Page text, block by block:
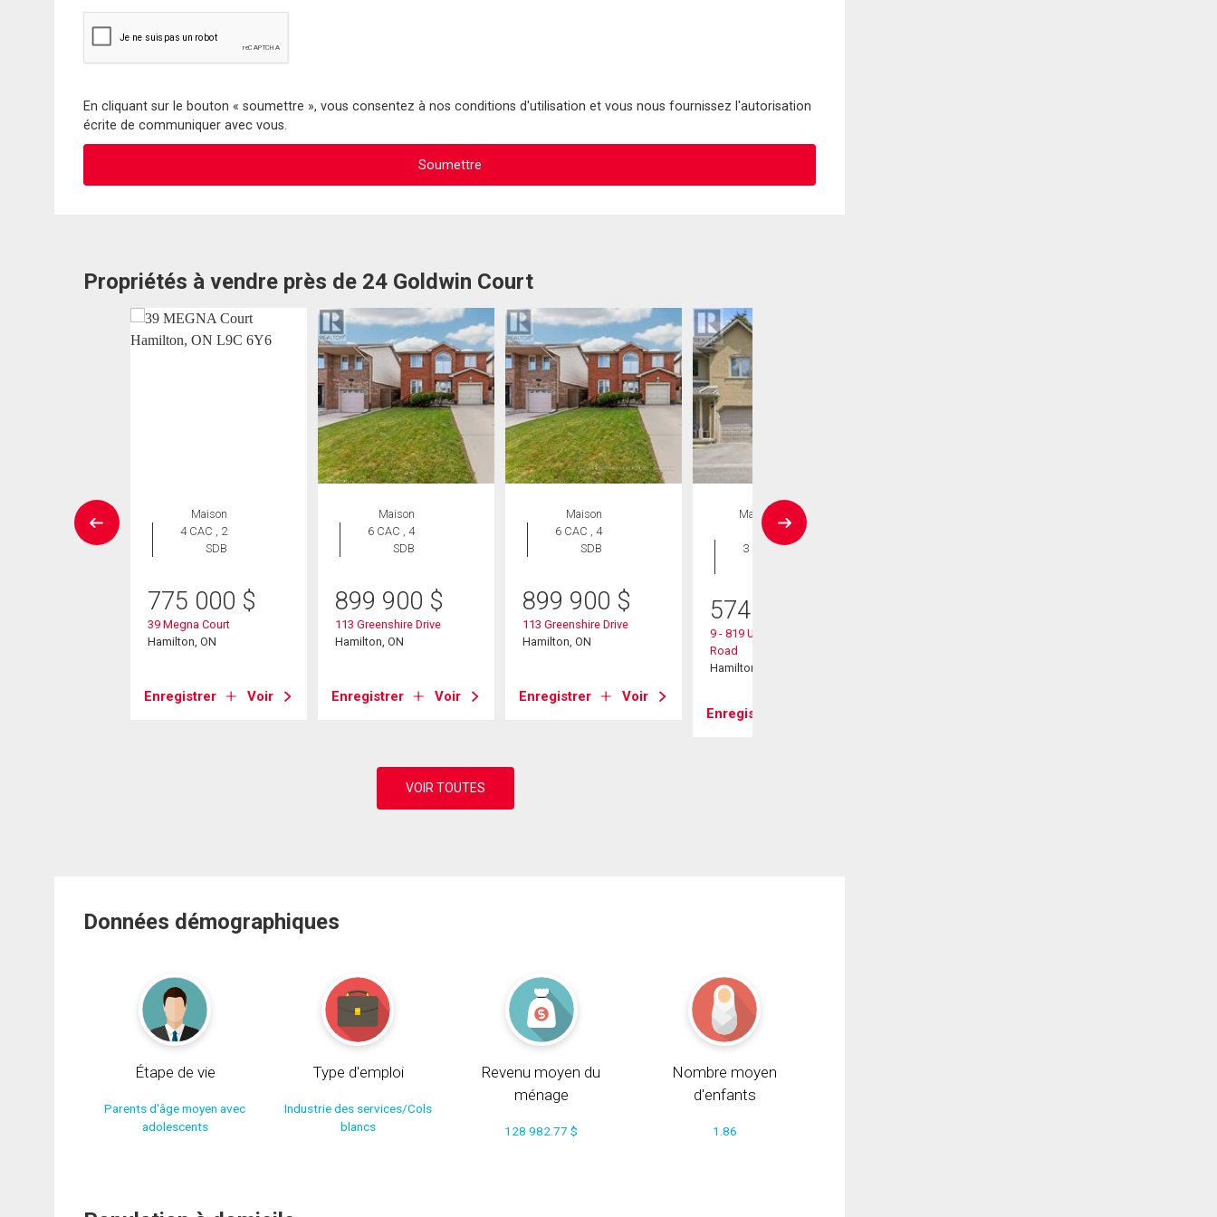
En cliquant sur le bouton « soumettre », vous consentez à nos conditions d'utilisation et vous nous fournissez l'autorisation
écrite de communiquer avec vous.
Propriétés à vendre près de 24 Goldwin Court
Maison
4 CAC , 2
SDB
775 000 $
39 Megna Court
Hamilton, ON
Enregistrer Voir
Maison
6 CAC , 4
SDB
899 900 $
113 Greenshire Drive
Hamilton, ON
Enregistrer Voir
Maison
6 CAC , 4
SDB
899 900 $
113 Greenshire Drive
Hamilton, ON
Enregistrer Voir
Maison en
rangée
3 CAC , 3
574 900
9 - 819 Upper Paradise
Road
Hamilton, ON
Enregistrer
Données démographiques
Étape de vie
Parents d'âge moyen avec
adolescents
Type d'emploi
Industrie des services/Cols
blancs
Revenu moyen du
ménage
128 982.77 $
Nombre moyen
d'enfants
1.86